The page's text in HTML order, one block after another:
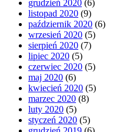
grudzień 2020 (6)
listopad 2020 (9)
październik 2020 (6)
wrzesień 2020 (5)
sierpień 2020 (7)
lipiec 2020 (5)
czerwiec 2020 (5)
maj 2020 (6)
kwiecień 2020 (5)
marzec 2020 (8)
luty 2020 (5)
styczeń 2020 (5)